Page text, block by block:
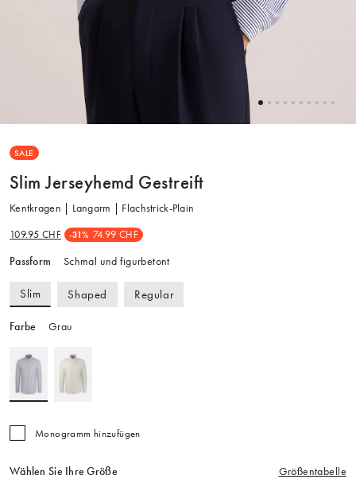
SALE
Slim Jerseyhemd Gestreift
Kentkragen | Langarm | Flachstrick-Plain
109.95 CHF -31% 74.99 CHF
Passform Schmal und figurbetont
Slim Shaped Regular
Farbe Grau
Monogramm hinzufügen
Wählen Sie Ihre Größe Größentabelle